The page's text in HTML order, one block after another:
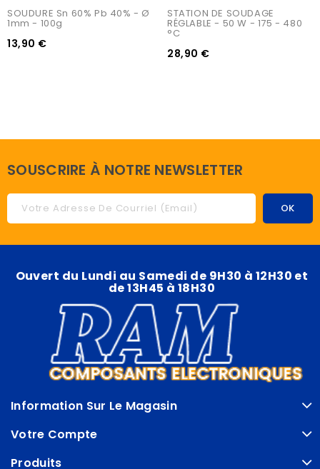
SOUDURE Sn 60% Pb 40% - Ø
1mm - 100g
13,90 €
STATION DE SOUDAGE
RÉGLABLE - 50 W - 175 - 480
°C
28,90 €
SOUSCRIRE À NOTRE NEWSLETTER
Ouvert du Lundi au Samedi de 9H30 à 12H30 et
de 13H45 à 18H30
Information Sur Le Magasin
Votre Compte
Produits